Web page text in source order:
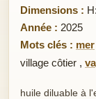
Dimensions :
Année : 2025
Mots clés : mer
village côtier ,
huile diluable à